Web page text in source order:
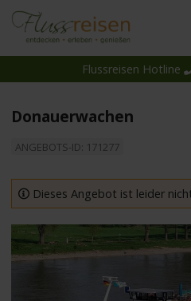
Reedereien
Schiffe
Über uns
Flussreisen Hotline
Donauerwachen
ANGEBOTS-ID: 171277
Dieses Angebot ist leider